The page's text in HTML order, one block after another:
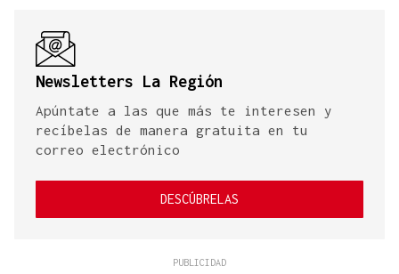
Newsletters La Región
Apúntate a las que más te interesen y
recíbelas de manera gratuita en tu
correo electrónico
DESCÚBRELAS